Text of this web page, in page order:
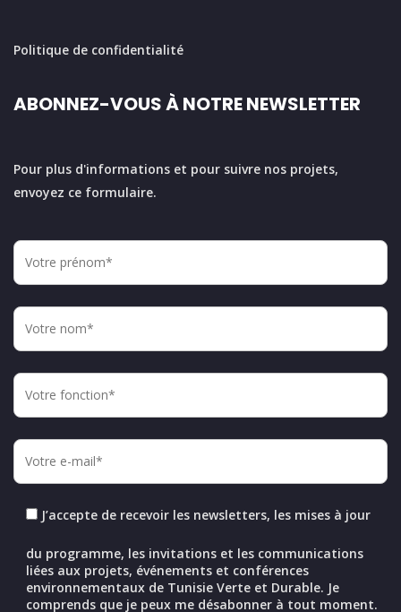
Politique de confidentialité
ABONNEZ-VOUS À NOTRE NEWSLETTER
Pour plus d'informations et pour suivre nos projets,
envoyez ce formulaire.
J’accepte de recevoir les newsletters, les mises à jour
du programme, les invitations et les communications
liées aux projets, événements et conférences
environnementaux de Tunisie Verte et Durable. Je
comprends que je peux me désabonner à tout moment.